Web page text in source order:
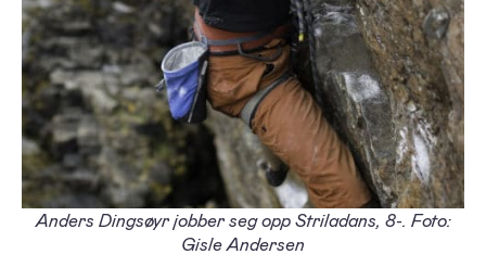
Anders Dingsøyr jobber seg opp Striladans, 8-. Foto:
Gisle Andersen